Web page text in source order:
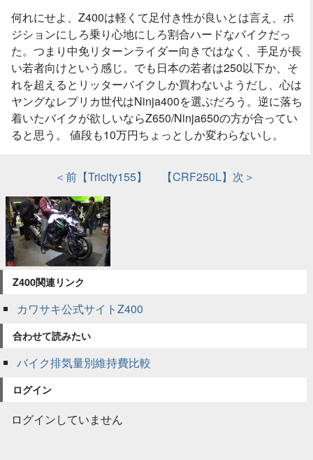
何れにせよ、Z400は軽くて足付き性が良いとは言え、ポ
ジションにしろ乗り心地にしろ割合ハードなバイクだっ
た。つまり中免リターンライダー向きではなく、手足が長
い若者向けという感じ。でも日本の若者は250以下か、そ
れを超えるとリッターバイクしか買わないようだし、心は
ヤングなレプリカ世代はNinja400を選ぶだろう。逆に落ち
着いたバイクが欲しいならZ650/Ninja650の方が合ってい
ると思う。 値段も10万円ちょっとしか変わらないし。
＜前【Tricity155】 【CRF250L】次＞
Z400関連リンク
カワサキ公式サイトZ400
合わせて読みたい
バイク排気量別維持費比較
ログイン
ログインしていません